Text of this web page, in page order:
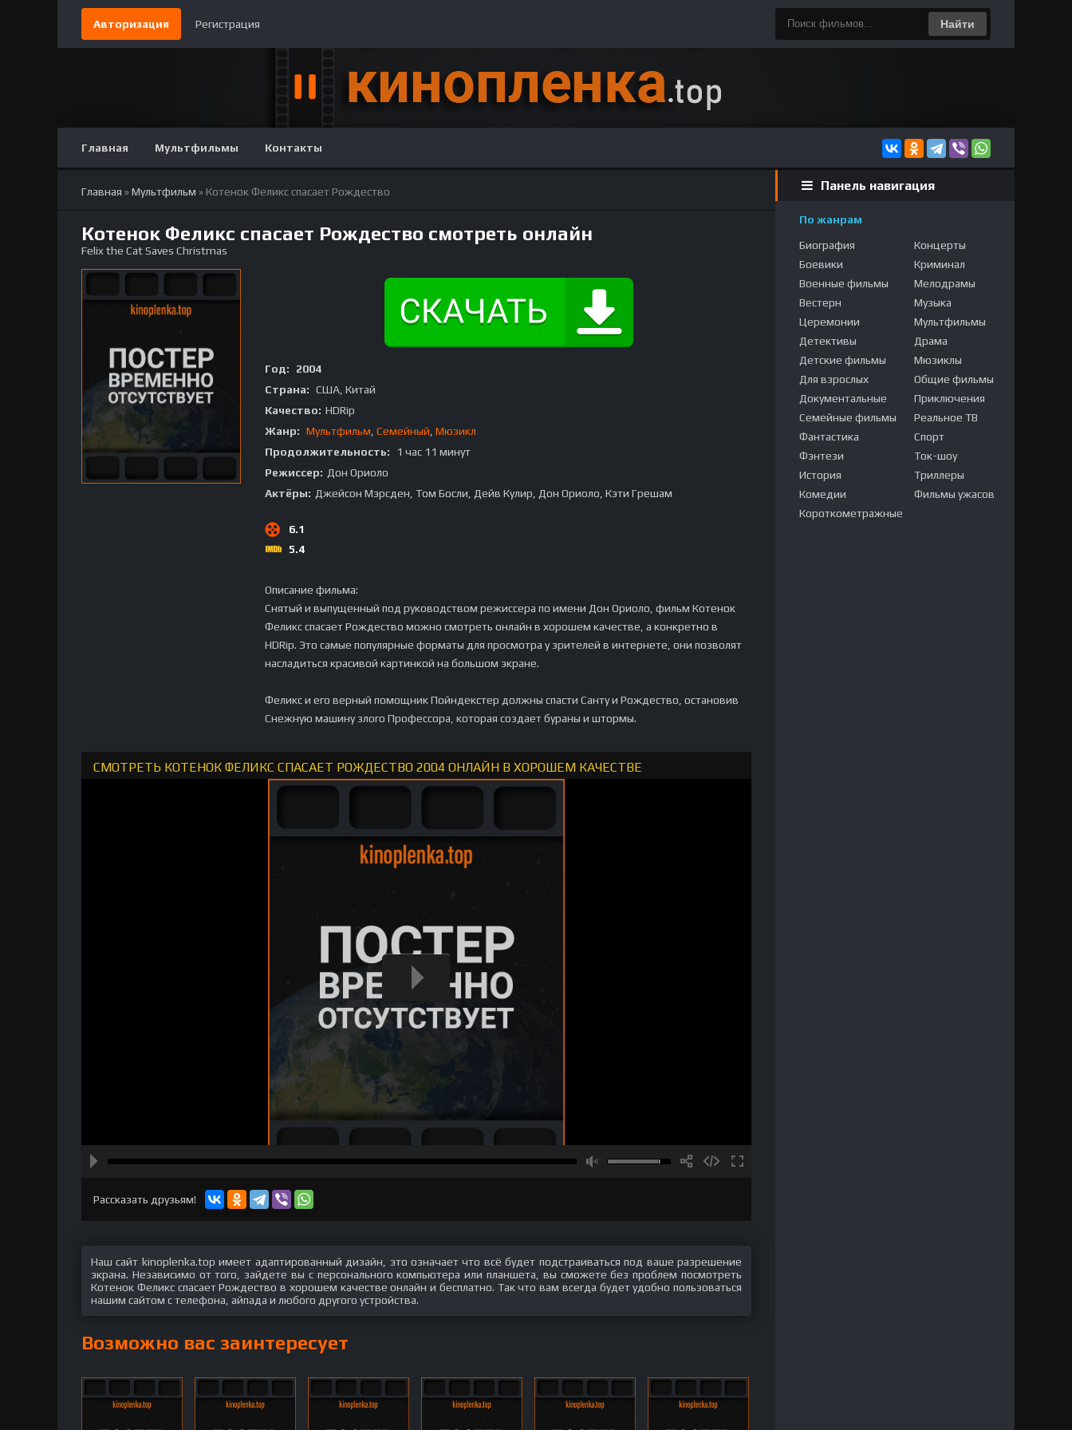
Авторизация Регистрация Найти
Главная Мультфильмы Контакты
Главная »Мультфильм » Котенок Феликс спасает Рождество
Котенок Феликс спасает Рождество смотреть онлайн
Felix the Cat Saves Christmas
Год:
2004
Страна: США, Китай
Качество: HDRip
Жанр: Мультфильм Семейный Мюзикл
Продолжительность:
1 час 11 минут
Режиссер: Дон Ориоло
Актёры: Джейсон Мэрсден, Том Босли, Дейв Кулир, Дон Ориоло, Кэти Грешам
6.1
5.4
Описание фильма:
Снятый и выпущенный под руководством режиссера по имени Дон Ориоло, фильм Котенок
Феликс спасает Рождество можно смотреть онлайн в хорошем качестве, а конкретно в
HDRip. Это самые популярные форматы для просмотра у зрителей в интернете, они позволят
насладиться красивой картинкой на большом экране.
Феликс и его верный помощник Пойндекстер должны спасти Санту и Рождество, остановив
Снежную машину злого Профессора, которая создает бураны и штормы.
СМОТРЕТЬ КОТЕНОК ФЕЛИКС СПАСАЕТ РОЖДЕСТВО 2004 ОНЛАЙН В ХОРОШЕМ КАЧЕСТВЕ
Рассказать друзьям!
Наш сайт kinoplenka.top имеет адаптированный дизайн, это означает что всё будет подстраиваться под ваше разрешение
экрана. Независимо от того, зайдете вы с персонального компьютера или планшета, вы сможете без проблем посмотреть
Котенок Феликс спасает Рождество в хорошем качестве онлайн и бесплатно. Так что вам всегда будет удобно пользоваться
нашим сайтом с телефона, айпада и любого другого устройства.
Возможно вас заинтересует
Панель навигация
По жанрам
Биография
Боевики
Военные фильмы
Вестерн
Церемонии
Детективы
Детские фильмы
Для взрослых
Документальные
Семейные фильмы
Фантастика
Фэнтези
История
Комедии
Короткометражные
Концерты
Криминал
Мелодрамы
Музыка
Мультфильмы
Драма
Мюзиклы
Общие фильмы
Приключения
Реальное ТВ
Спорт
Ток-шоу
Триллеры
Фильмы ужасов